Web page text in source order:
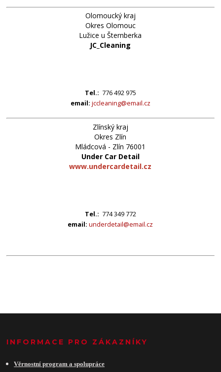
Olomoucký kraj
Okres Olomouc
Lužice u Šternberka
JC_Cleaning
Tel.: 776 492 975
email: jccleaning@email.cz
Zlínský kraj
Okres Zlín
Mládcová - Zlín 76001
Under Car Detail
www.undercardetail.cz
Tel.: 774 349 772
email:underdetail@email.cz
INFORMACE PRO ZÁKAZNÍKY
Věrnostní program a spolupráce